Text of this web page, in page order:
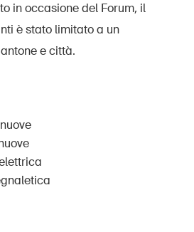
in occasione del Forum, il
è stato limitato a un
e città.